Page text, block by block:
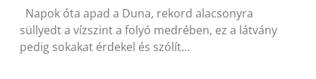
Napok óta apad a Duna, rekord alacsonyra
süllyedt a vízszint a folyó medrében, ez a látvány
pedig sokakat érdekel és szólít…